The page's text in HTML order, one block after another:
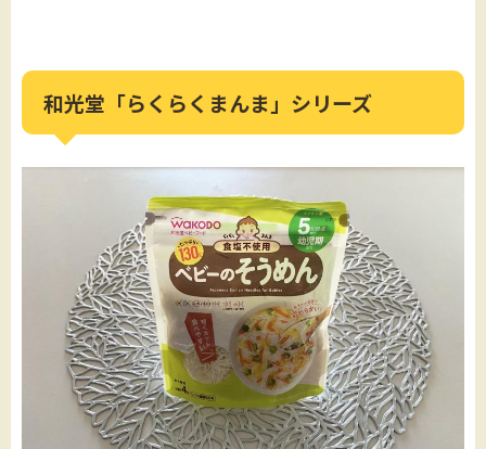
和光堂「らくらくまんま」シリーズ